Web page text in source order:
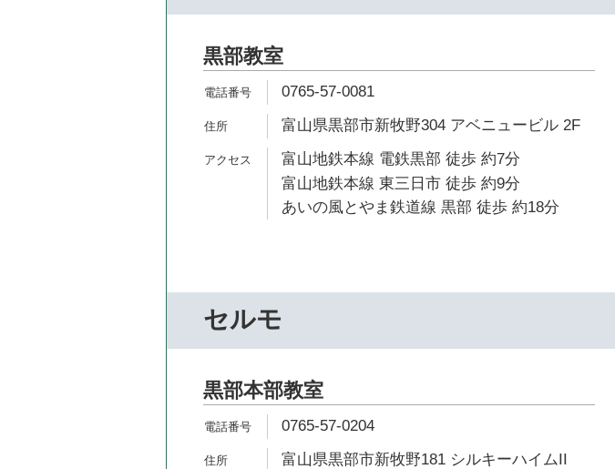
黒部教室
0765-57-0081
富山県黒部市新牧野304 アベニュービル 2F
富山地鉄本線 電鉄黒部 徒歩 約7分
富山地鉄本線 東三日市 徒歩 約9分
あいの風とやま鉄道線 黒部 徒歩 約18分
セルモ
黒部本部教室
0765-57-0204
富山県黒部市新牧野181 シルキーハイムII